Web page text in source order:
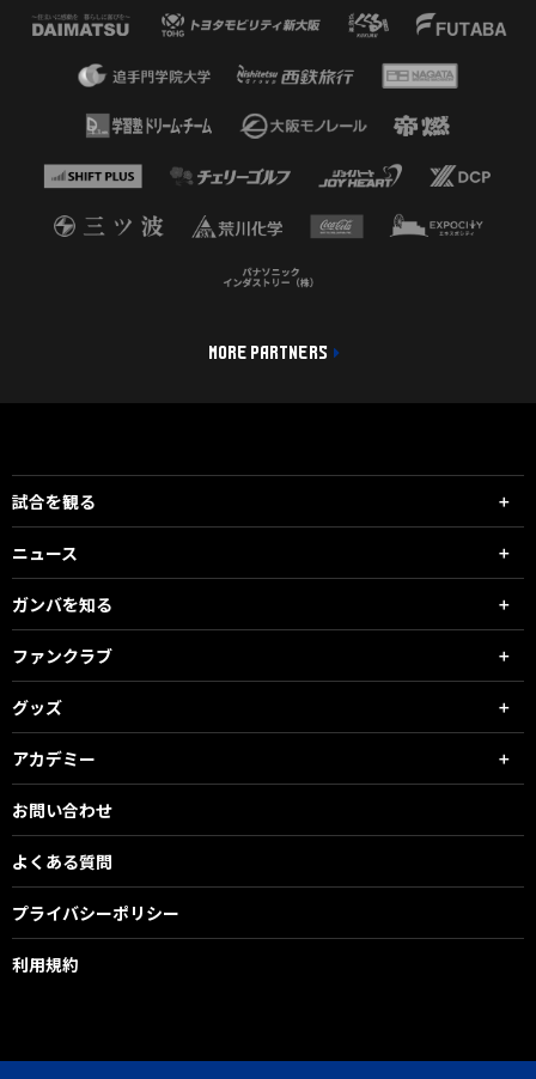
MORE PARTNERS
試合を観る
ニュース
ガンバを知る
ファンクラブ
グッズ
アカデミー
お問い合わせ
よくある質問
プライバシーポリシー
利用規約